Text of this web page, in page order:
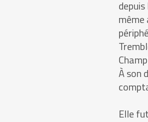
même
À son
Elle